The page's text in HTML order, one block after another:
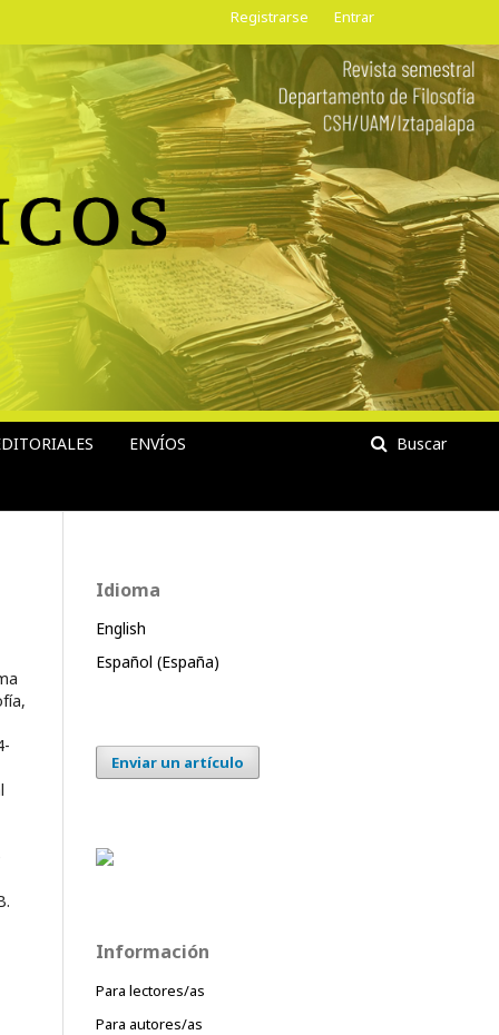
ENVÍOS Buscar
Registrarse Entrar
Idioma
English
Español (España)
Enviar un artículo
Información
Para lectores/as
Para autores/as